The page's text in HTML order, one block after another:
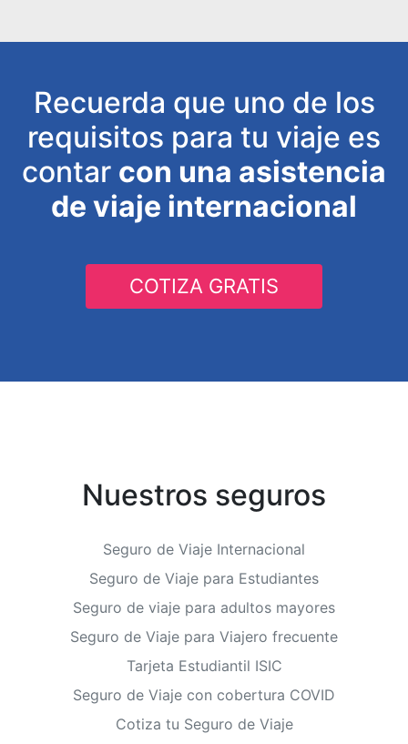
Recuerda que uno de los
requisitos para tu viaje es
contar con una asistencia
de viaje internacional
COTIZA GRATIS
Nuestros seguros
Seguro de Viaje Internacional
Seguro de Viaje para Estudiantes
Seguro de viaje para adultos mayores
Seguro de Viaje para Viajero frecuente
Tarjeta Estudiantil ISIC
Seguro de Viaje con cobertura COVID
Cotiza tu Seguro de Viaje